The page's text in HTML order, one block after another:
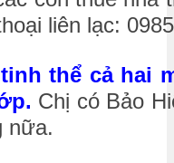
liên lạc:
thể cả hai
Chị có Bảo
nữa.